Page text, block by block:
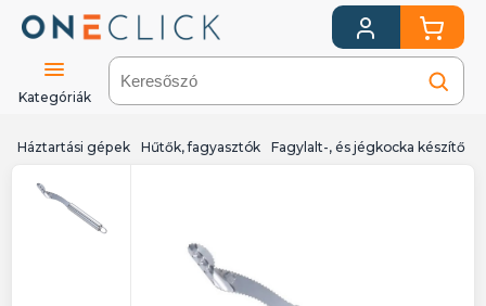
Kategóriák
Háztartási gépek Hűtők, fagyasztók Fagylalt-, és jégkocka készítő